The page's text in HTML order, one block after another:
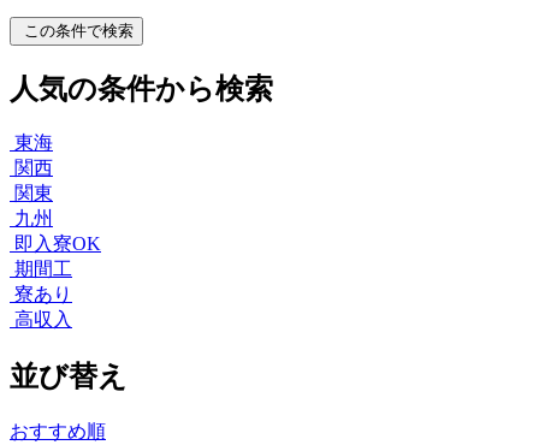
この条件で検索
人気の条件から検索
東海
関西
関東
九州
即入寮OK
期間工
寮あり
高収入
並び替え
おすすめ順